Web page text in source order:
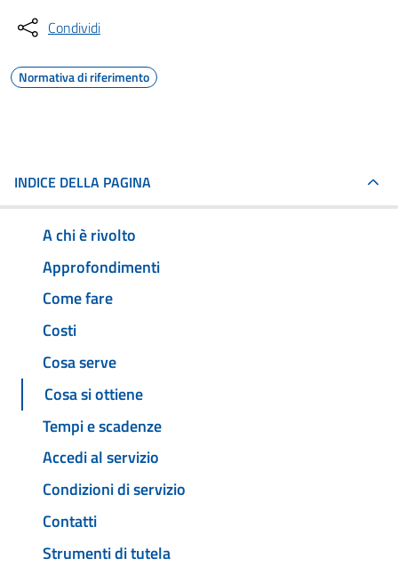
Condividi
Normativa di riferimento
INDICE DELLA PAGINA
A chi è rivolto
Approfondimenti
Come fare
Costi
Cosa serve
Cosa si ottiene
Tempi e scadenze
Accedi al servizio
Condizioni di servizio
Contatti
Strumenti di tutela